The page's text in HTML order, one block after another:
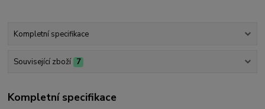
Kompletní specifikace
Související zboží 7
Kompletní specifikace